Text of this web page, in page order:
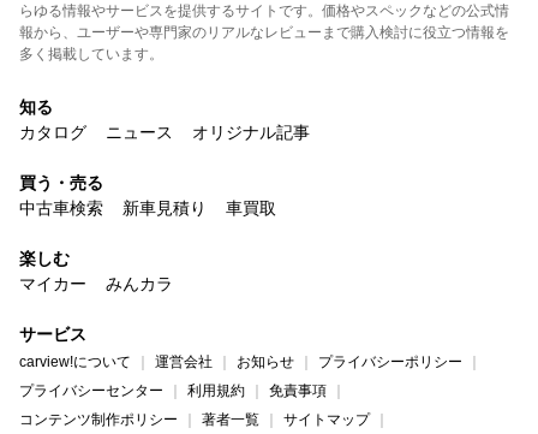
らゆる情報やサービスを提供するサイトです。価格やスペックなどの公式情
報から、ユーザーや専門家のリアルなレビューまで購入検討に役立つ情報を
多く掲載しています。
知る
カタログ
ニュース オリジナル記事
買う・売る
中古車検索
新車見積り 車買取
楽しむ
マイカー
みんカラ
サービス
carview!について 運営会社 お知らせ
プライバシーポリシー
プライバシーセンター
利用規約
免責事項
コンテンツ制作ポリシー
著者一覧 サイトマップ